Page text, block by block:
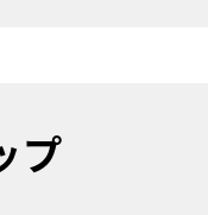
プ